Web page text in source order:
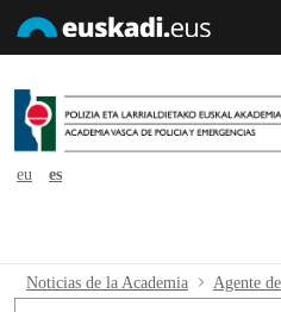
eu
es
Agente de la
Noticias de la Academia